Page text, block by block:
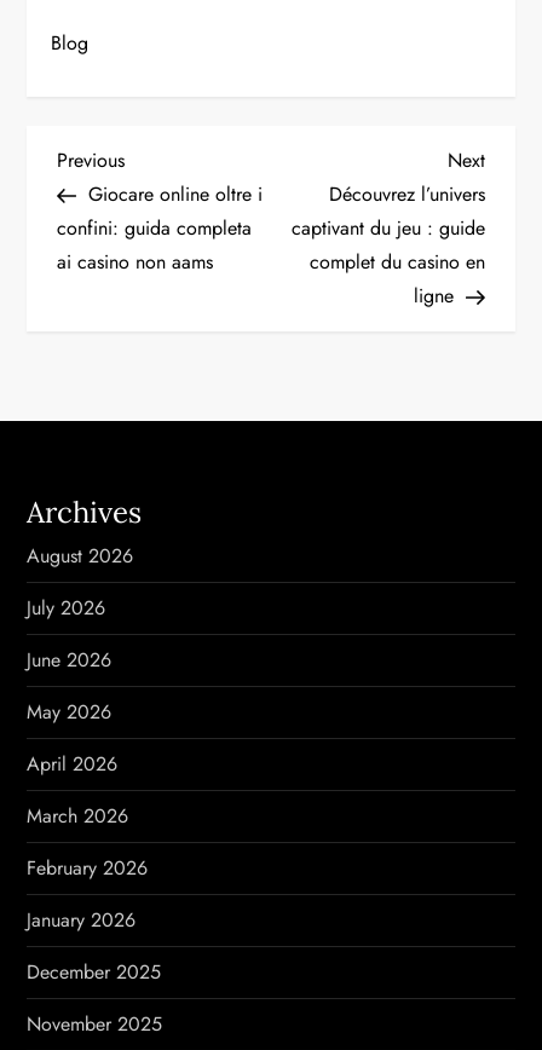
Blog
P
o
s
a
v
i
g
a
t
i
o
n
Previous
Post
Previous
Giocare online oltre i
confini: guida completa
ai casino non aams
Next
Post
Next
Découvrez l’univers
captivant du jeu : guide
complet du casino en
ligne
Archives
August 2026
July 2026
June 2026
May 2026
April 2026
March 2026
February 2026
January 2026
December 2025
November 2025